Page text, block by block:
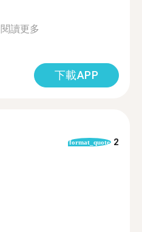
閱讀更多
下載APP
format_quote 2